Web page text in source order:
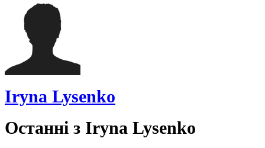
Iryna Lysenko
Останні з Iryna Lysenko